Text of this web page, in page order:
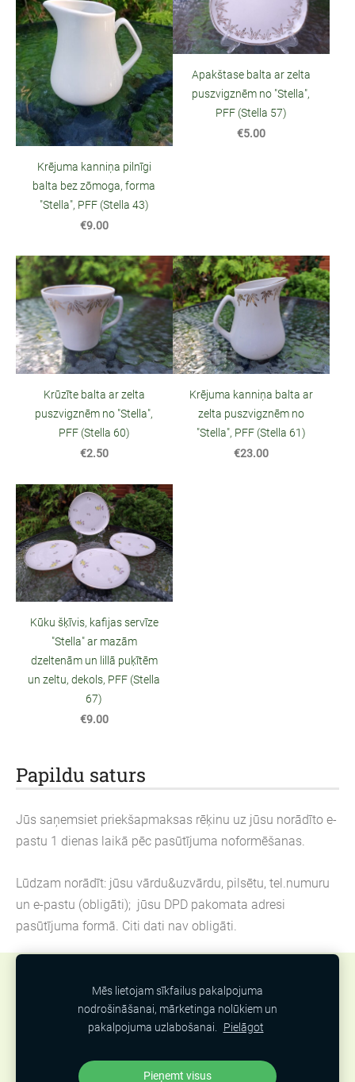
Papildu saturs
Jūs saņemsiet priekšapmaksas rēķinu uz jūsu norādīto e-
pastu 1 dienas laikā pēc pasūtījuma noformēšanas.
Lūdzam norādīt: jūsu vārdu&uzvārdu, pilsētu, tel.numuru
un e-pastu (obligāti); jūsu DPD pakomata adresi
pasūtījuma formā. Citi dati nav obligāti.
Krējuma kanniņa pilnīgi
balta bez zōmoga, forma
"Stella", PFF (Stella 43)
€9.00
Apakštase balta ar zelta
puszvigznēm no "Stella",
PFF (Stella 57)
€5.00
Krūzīte balta ar zelta
puszvigznēm no "Stella",
PFF (Stella 60)
€2.50
Krējuma kanniņa balta ar
zelta puszvigznēm no
"Stella", PFF (Stella 61)
€23.00
Kūku šķīvis, kafijas servīze
"Stella" ar mazām
dzeltenām un lillā puķītēm
un zeltu, dekols, PFF (Stella
67)
€9.00
Mēs lietojam sīkfailus pakalpojuma
nodrošināšanai, mārketinga nolūkiem un
pakalpojuma uzlabošanai. Pielāgot
Pieņemt visus